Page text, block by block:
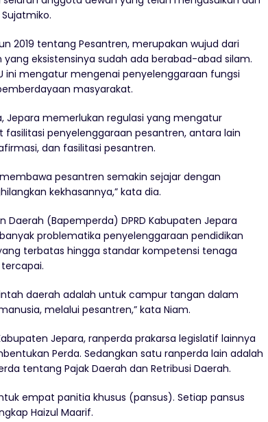
2019 tentang Pesantren, merupakan wujud dari
eksistensinya sudah ada berabad-abad silam.
ini mengatur mengenai penyelenggaraan fungsi
masyarakat.
Jepara memerlukan regulasi yang mengatur
penyelenggaraan pesantren, antara lain
dan fasilitasi pesantren.
pesantren semakin sejajar dengan
kekhasannya,” kata dia.
(Bapemperda) DPRD Kabupaten Jepara
problematika penyelenggaraan pendidikan
terbatas hingga standar kompetensi tenaga
daerah adalah untuk campur tangan dalam
melalui pesantren,” kata Niam.
Jepara, ranperda prakarsa legislatif lainnya
Perda. Sedangkan satu ranperda lain adalah
tentang Pajak Daerah dan Retribusi Daerah.
empat panitia khusus (pansus). Setiap pansus
Haizul Maarif.